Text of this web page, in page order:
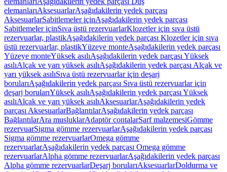
elemanlarıAksesuarlarAşağıdakilerin yedek parçası
AksesuarlarSabitlemeler içinAşağıdakilerin yedek parçası
Sabitlemeler içinSıva üstü rezervuarlarKlozetler için sıva üstü
rezervuarlar, plastikAşağıdakilerin yedek parçası Klozetler için sıva
üstü rezervuarlar, plastikYüzeye monteAşağıdakilerin yedek parçası
Yüzeye monteYüksek asılıAşağıdakilerin yedek parçası Yüksek
asılıAlçak ve yarı yüksek asılıAşağıdakilerin yedek parçası Alçak ve
yarı yüksek asılıSıva üstü rezervuarlar için deşarj
borularıAşağıdakilerin yedek parçası Sıva üstü rezervuarlar için
deşarj borularıYüksek asılıAşağıdakilerin yedek parçası Yüksek
asılıAlçak ve yarı yüksek asılıAksesuarlarAşağıdakilerin yedek
parçası AksesuarlarBağlantılarAşağıdakilerin yedek parçası
BağlantılarAra musluklarAdaptör contalarSarf malzemesiGömme
rezervuarSigma gömme rezervuarlarAşağıdakilerin yedek parçası
Sigma gömme rezervuarlarOmega gömme
rezervuarlarAşağıdakilerin yedek parçası Omega gömme
rezervuarlarAlpha gömme rezervuarlarAşağıdakilerin yedek parçası
Alpha gömme rezervuarlarDeşarj borularıAksesuarlarDoldurma ve